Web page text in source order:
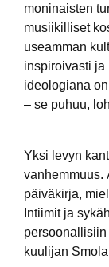
moninaisten
musiikilliset
useamman
inspiroivasti ja
ideologiana
– se puhuu,
Yksi levyn
vanhemmuus.
päiväkirja,
Intiimit ja
kuulijan